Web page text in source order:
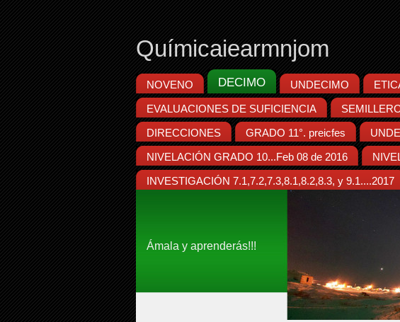
Químicaiearmnjom
NOVENO DECIMO UNDECIMO
EVALUACIONES DE SUFICIENCIA
DIRECCIONES GRADO 11°. preicfes
NIVELACIÓN GRADO 10...Feb 08 de 2016
INVESTIGACIÓN 7.1,7.2,7.3,8.1,8.2,8.3, y 9.1....2017
Ámala y aprenderás!!!